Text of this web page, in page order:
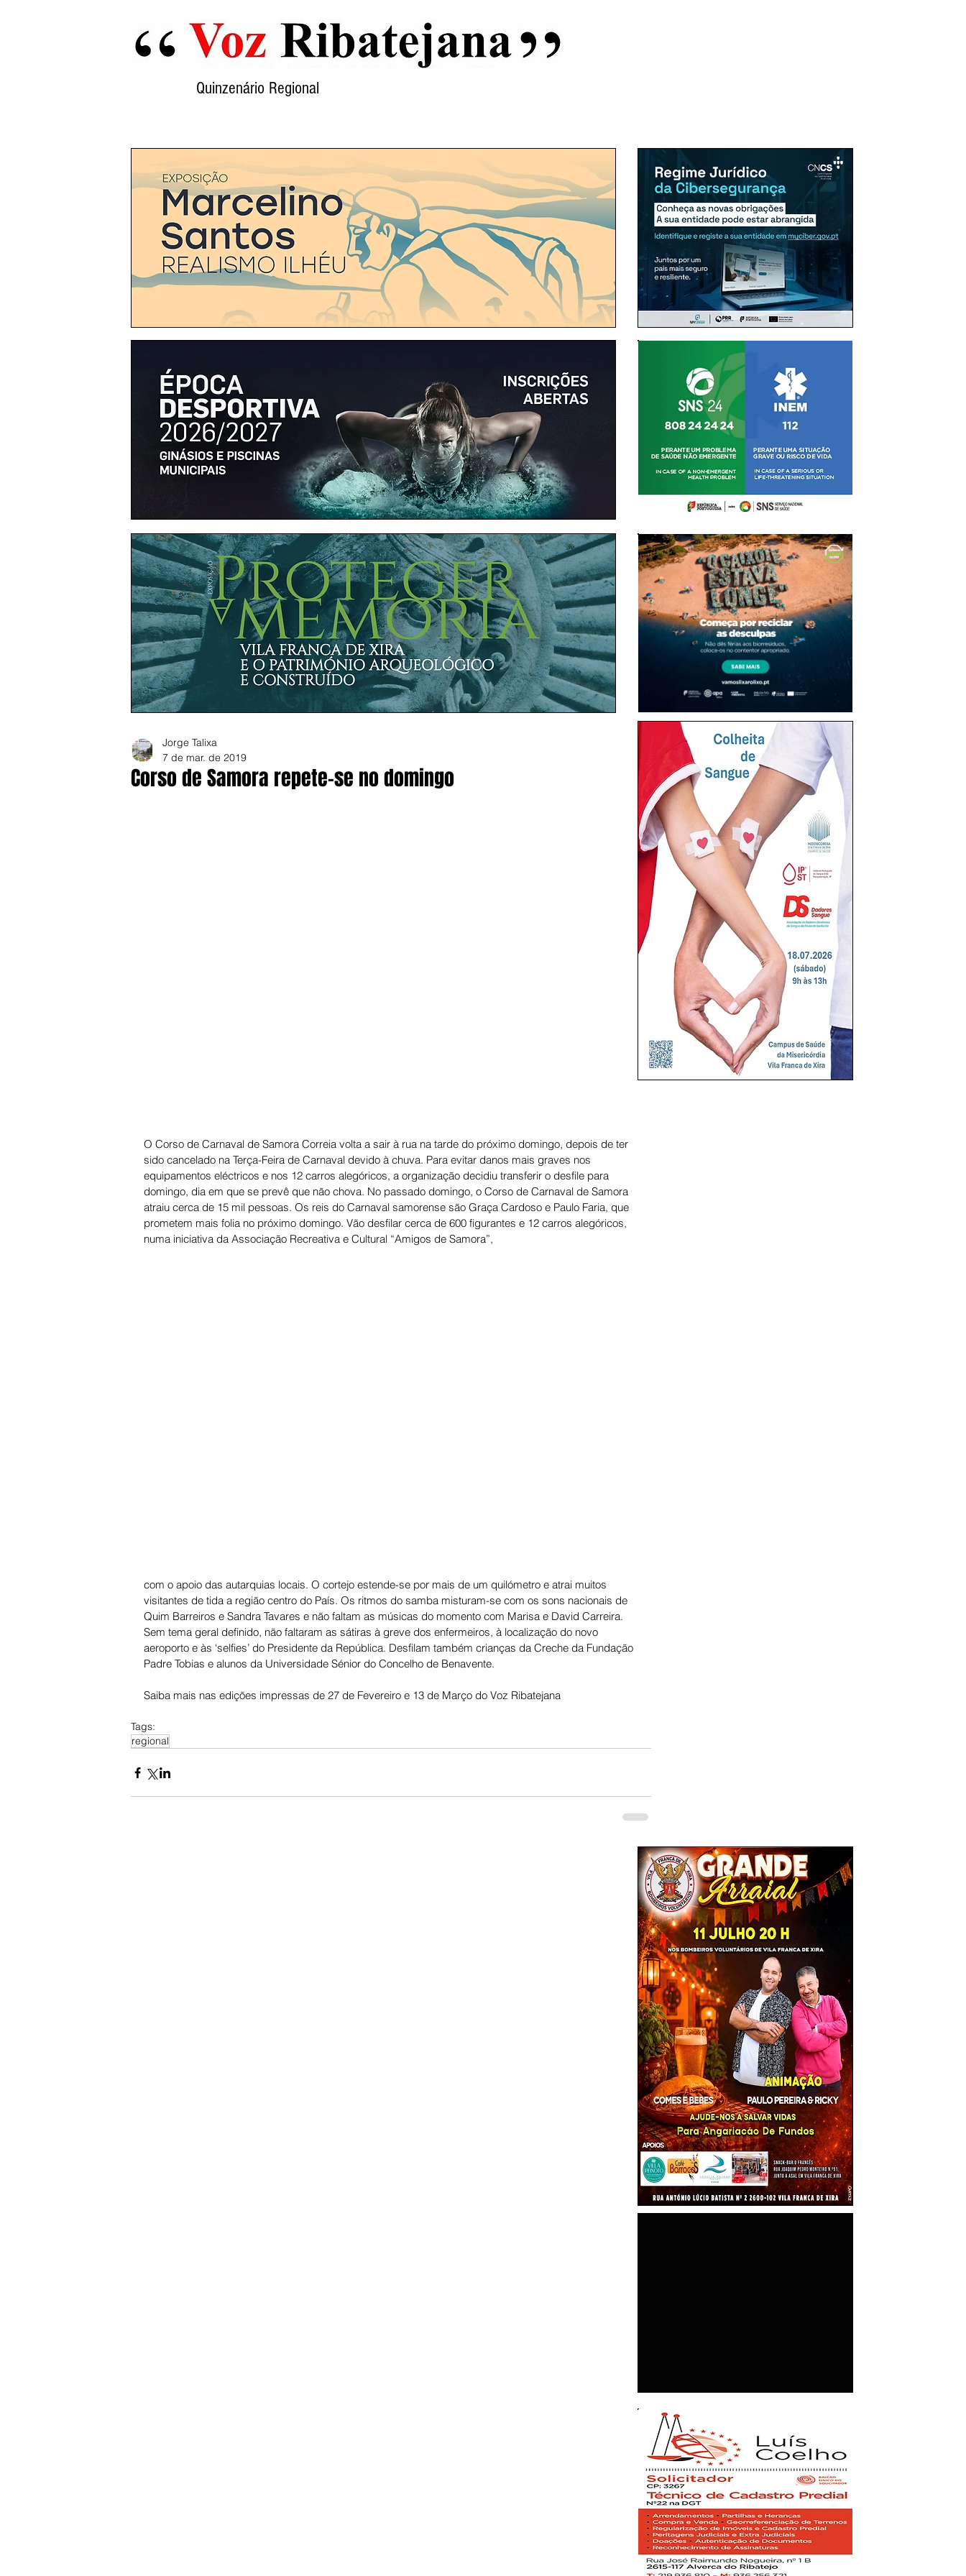
Quinzenário Regional
Corso de Samora repete-se no domingo
Jorge Talixa
7 de mar. de 2019
O Corso de Carnaval de Samora Correia volta a sair à rua na tarde do próximo domingo, depois de ter
sido cancelado na Terça-Feira de Carnaval devido à chuva. Para evitar danos mais graves nos
equipamentos eléctricos e nos 12 carros alegóricos, a organização decidiu transferir o desfile para
domingo, dia em que se prevê que não chova. No passado domingo, o Corso de Carnaval de Samora
atraiu cerca de 15 mil pessoas. Os reis do Carnaval samorense são Graça Cardoso e Paulo Faria, que
prometem mais folia no próximo domingo. Vão desfilar cerca de 600 figurantes e 12 carros alegóricos,
numa iniciativa da Associação Recreativa e Cultural “Amigos de Samora”,
com o apoio das autarquias locais. O cortejo estende-se por mais de um quilómetro e atrai muitos
visitantes de tida a região centro do País. Os ritmos do samba misturam-se com os sons nacionais de
Quim Barreiros e Sandra Tavares e não faltam as músicas do momento com Marisa e David Carreira.
Sem tema geral definido, não faltaram as sátiras à greve dos enfermeiros, à localização do novo
aeroporto e às ‘selfies’ do Presidente da República. Desfilam também crianças da Creche da Fundação
Padre Tobias e alunos da Universidade Sénior do Concelho de Benavente.
Saiba mais nas edições impressas de 27 de Fevereiro e 13 de Março do Voz Ribatejana
Tags:
regional